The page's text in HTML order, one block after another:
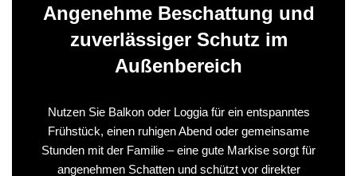
Angenehme Beschattung und
zuverlässiger Schutz im
Außenbereich
Nutzen Sie Balkon oder Loggia für ein entspanntes
Frühstück, einen ruhigen Abend oder gemeinsame
Stunden mit der Familie – eine gute Markise sorgt für
angenehmen Schatten und schützt vor direkter